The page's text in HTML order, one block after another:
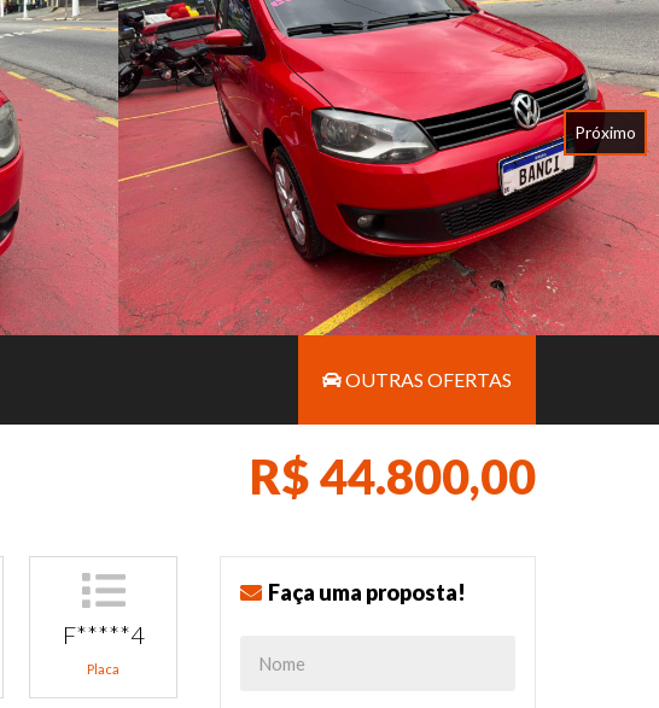
Próximo
OUTRAS OFERTAS
R$ 44.800,00
F*****4
Placa
Faça uma proposta!